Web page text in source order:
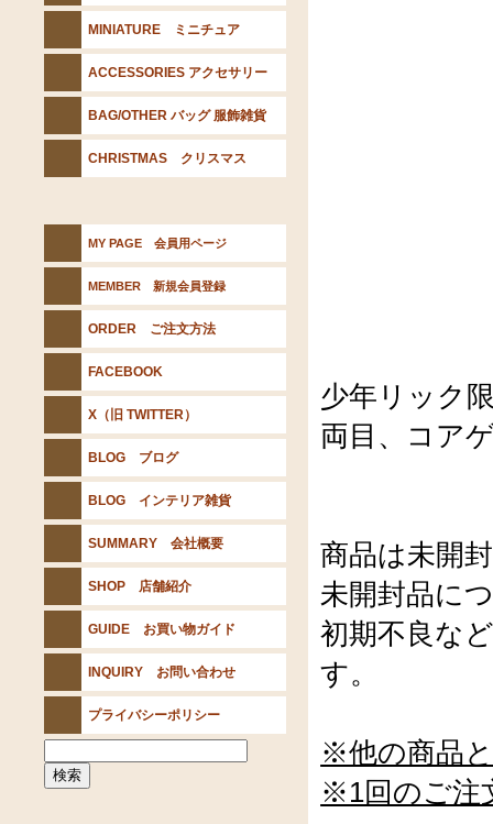
少年リック
両目、コア
商品は未開
未開封品に
初期不良な
す。
※他の商品
※1回のご注
MINIATURE ミニチュア
ACCESSORIES アクセサリー
BAG/OTHER バッグ 服飾雑貨
CHRISTMAS クリスマス
MY PAGE 会員用ページ
MEMBER 新規会員登録
ORDER ご注文方法
FACEBOOK
X（旧 TWITTER）
BLOG ブログ
BLOG インテリア雑貨
SUMMARY 会社概要
SHOP 店舗紹介
GUIDE お買い物ガイド
INQUIRY お問い合わせ
プライバシーポリシー